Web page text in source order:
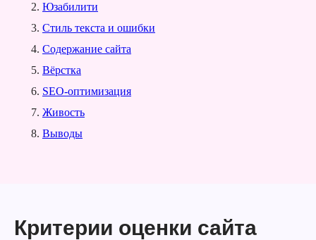
Юзабилити
Стиль текста и ошибки
Содержание сайта
Вёрстка
SEO-оптимизация
Живость
Выводы
Критерии оценки сайта